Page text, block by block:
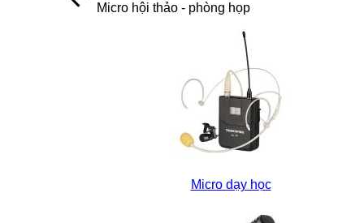
Micro hội thảo - phòng họp
Micro dạy học